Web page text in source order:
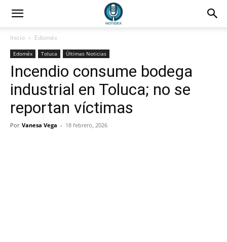
Inicio Edoméx
Edoméx Toluca Últimas Noticias
Incendio consume bodega
industrial en Toluca; no se
reportan víctimas
Por Vanesa Vega - 18 febrero, 2026